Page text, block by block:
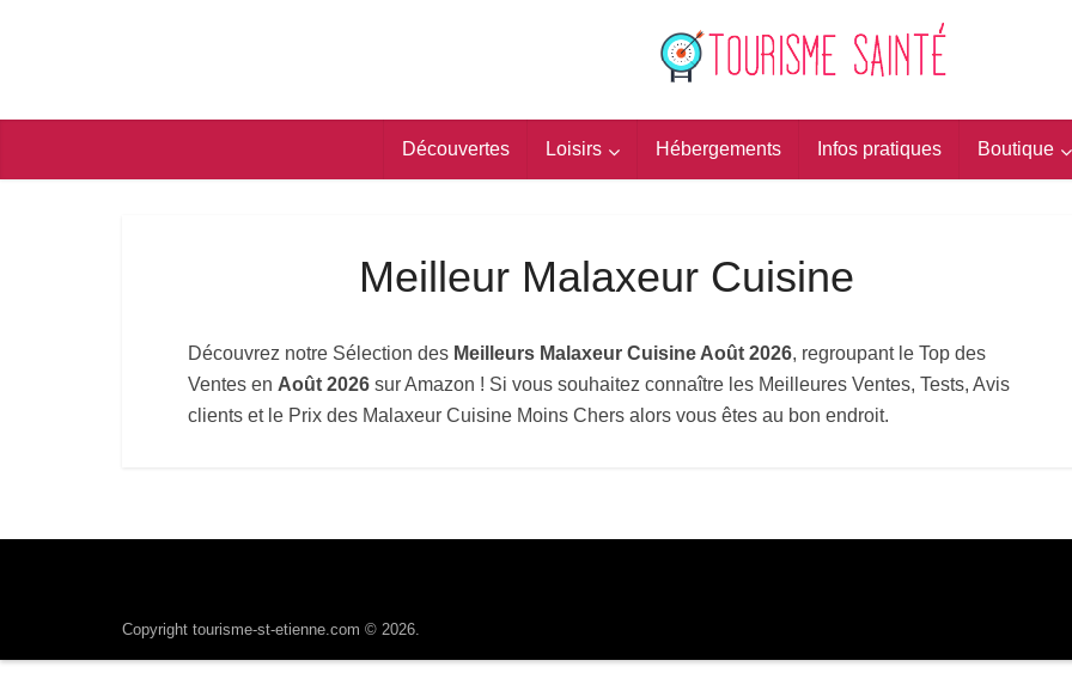
Découvertes Loisirs Hébergements Infos pratiques Boutique
Meilleur Malaxeur Cuisine
Découvrez notre Sélection des Meilleurs Malaxeur Cuisine Août 2026, regroupant le Top des
Ventes en Août 2026 sur Amazon ! Si vous souhaitez connaître les Meilleures Ventes, Tests, Avis
clients et le Prix des Malaxeur Cuisine Moins Chers alors vous êtes au bon endroit.
Copyright tourisme-st-etienne.com © 2026.